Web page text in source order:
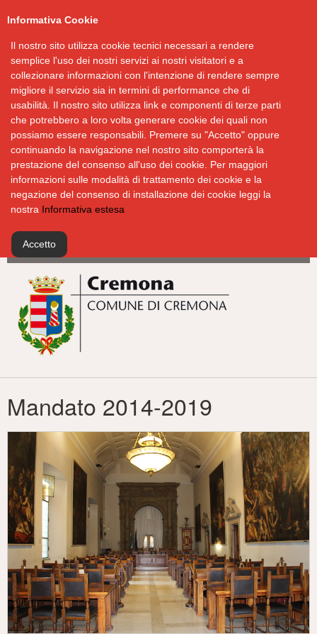
Informativa Cookie
Il nostro sito utilizza cookie tecnici necessari a rendere
semplice l'uso dei nostri servizi ai nostri visitatori e a
collezionare informazioni con l'intenzione di rendere sempre
migliore il servizio sia in termini di performance che di
usabilità. Il nostro sito utilizza link e componenti di terze parti
che potrebbero a loro volta generare cookie dei quali non
possiamo essere responsabili. Premere su "Accetto" oppure
continuando la navigazione nel nostro sito comporterà la
prestazione del consenso all'uso dei cookie. Per maggiori
informazioni sulle modalità di trattamento dei cookie e la
negazione del consenso di installazione dei cookie leggi la
nostra Informativa estesa
Accetto
Salta
al
contenuto
Mandato 2014-2019